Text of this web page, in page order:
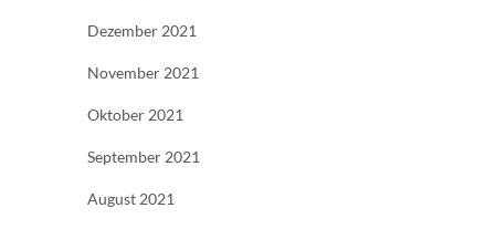
Dezember 2021
November 2021
Oktober 2021
September 2021
August 2021